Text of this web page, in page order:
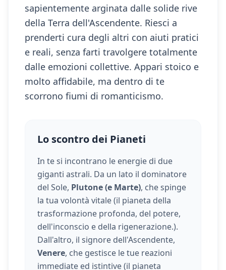
sapientemente arginata dalle solide rive
della Terra dell'Ascendente. Riesci a
prenderti cura degli altri con aiuti pratici
e reali, senza farti travolgere totalmente
dalle emozioni collettive. Appari stoico e
molto affidabile, ma dentro di te
scorrono fiumi di romanticismo.
Lo scontro dei Pianeti
In te si incontrano le energie di due
giganti astrali. Da un lato il dominatore
del Sole, Plutone (e Marte), che spinge
la tua volontà vitale (il pianeta della
trasformazione profonda, del potere,
dell'inconscio e della rigenerazione.).
Dall'altro, il signore dell'Ascendente,
Venere, che gestisce le tue reazioni
immediate ed istintive (il pianeta